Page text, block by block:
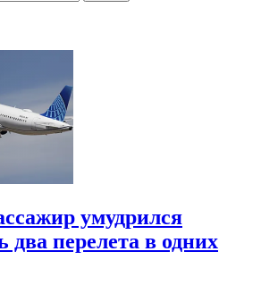
умудрился
два перелета в одних